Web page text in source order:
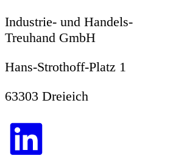
Industrie- und Handels-
Treuhand GmbH
Hans-Strothoff-Platz 1
63303 Dreieich